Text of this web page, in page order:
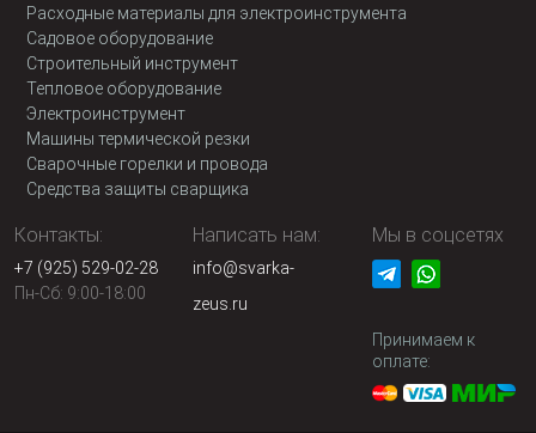
Расходные материалы для электроинструмента
Садовое оборудование
Строительный инструмент
Тепловое оборудование
Электроинструмент
Машины термической резки
Сварочные горелки и провода
Средства защиты сварщика
Контакты:
+7 (925) 529-02-28
Пн-Сб: 9:00-18:00
Написать нам:
info@svarka-
zeus.ru
Мы в соцсетях
Принимаем к
оплате: